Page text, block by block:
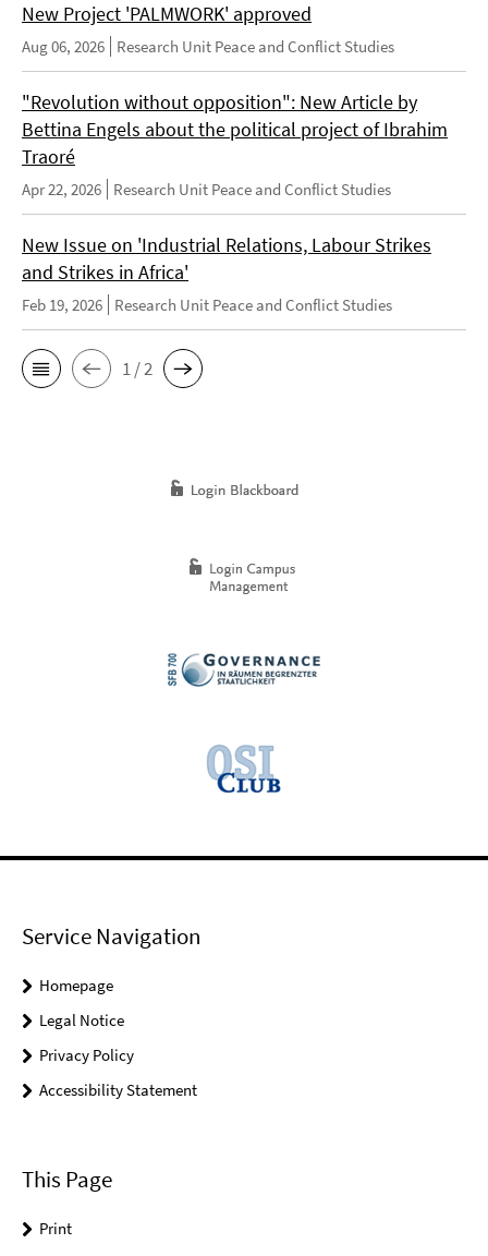
New Project 'PALMWORK' approved
Aug 06, 2026 Research Unit Peace and Conflict Studies
"Revolution without opposition": New Article by
Bettina Engels about the political project of Ibrahim
Traoré
Apr 22, 2026 Research Unit Peace and Conflict Studies
New Issue on 'Industrial Relations, Labour Strikes
and Strikes in Africa'
Feb 19, 2026 Research Unit Peace and Conflict Studies
1 / 2
Service Navigation
Homepage
Legal Notice
Privacy Policy
Accessibility Statement
This Page
Print